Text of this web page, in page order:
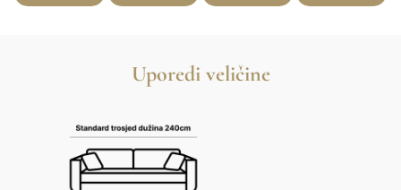
Uporedi veličine